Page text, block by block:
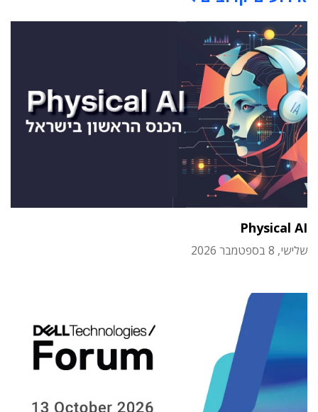
Physical AI
שלישי, 8 בספטמבר 2026